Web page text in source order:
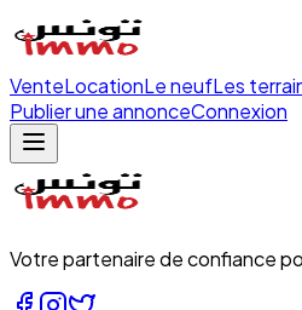
VenteLocationLe neufLes
Publier une annonceConnexion
Votre partenaire de confiance